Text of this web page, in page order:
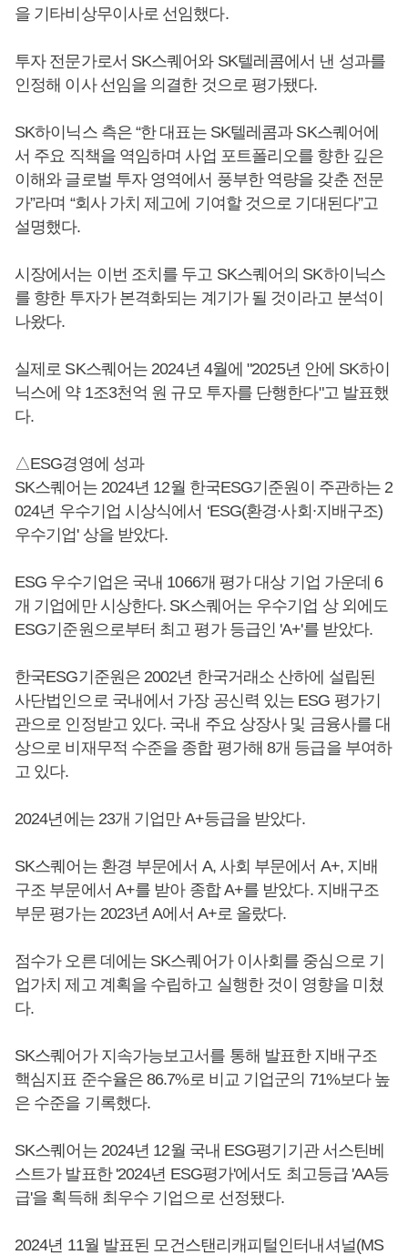
을 기타비상무이사로 선임했다.
투자 전문가로서 SK스퀘어와 SK텔레콤에서 낸 성과를
인정해 이사 선임을 의결한 것으로 평가됐다.
SK하이닉스 측은 “한 대표는 SK텔레콤과 SK스퀘어에
서 주요 직책을 역임하며 사업 포트폴리오를 향한 깊은
이해와 글로벌 투자 영역에서 풍부한 역량을 갖춘 전문
가”라며 “회사 가치 제고에 기여할 것으로 기대된다”고
설명했다.
시장에서는 이번 조치를 두고 SK스퀘어의 SK하이닉스
를 향한 투자가 본격화되는 계기가 될 것이라고 분석이
나왔다.
실제로 SK스퀘어는 2024년 4월에 "2025년 안에 SK하이
닉스에 약 1조3천억 원 규모 투자를 단행한다"고 발표했
다.
△ESG경영에 성과
SK스퀘어는 2024년 12월 한국ESG기준원이 주관하는 2
024년 우수기업 시상식에서 ‘ESG(환경∙사회∙지배구조)
우수기업' 상을 받았다.
ESG 우수기업은 국내 1066개 평가 대상 기업 가운데 6
개 기업에만 시상한다. SK스퀘어는 우수기업 상 외에도
ESG기준원으로부터 최고 평가 등급인 'A+'를 받았다.
한국ESG기준원은 2002년 한국거래소 산하에 설립된
사단법인으로 국내에서 가장 공신력 있는 ESG 평가기
관으로 인정받고 있다. 국내 주요 상장사 및 금융사를 대
상으로 비재무적 수준을 종합 평가해 8개 등급을 부여하
고 있다.
2024년에는 23개 기업만 A+등급을 받았다.
SK스퀘어는 환경 부문에서 A, 사회 부문에서 A+, 지배
구조 부문에서 A+를 받아 종합 A+를 받았다. 지배구조
부문 평가는 2023년 A에서 A+로 올랐다.
점수가 오른 데에는 SK스퀘어가 이사회를 중심으로 기
업가치 제고 계획을 수립하고 실행한 것이 영향을 미쳤
다.
SK스퀘어가 지속가능보고서를 통해 발표한 지배구조
핵심지표 준수율은 86.7%로 비교 기업군의 71%보다 높
은 수준을 기록했다.
SK스퀘어는 2024년 12월 국내 ESG평기기관 서스틴베
스트가 발표한 '2024년 ESG평가'에서도 최고등급 'AA등
급'을 획득해 최우수 기업으로 선정됐다.
2024년 11월 발표된 모건스탠리캐피털인터내셔널(MS